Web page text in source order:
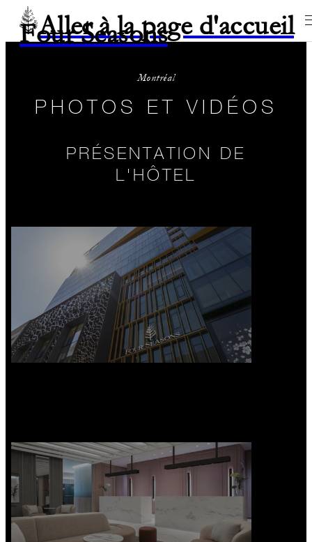
Aller à la page d'accueil
Four Seasons
Montréal
PHOTOS ET VIDÉOS
PRÉSENTATION DE
L'HÔTEL